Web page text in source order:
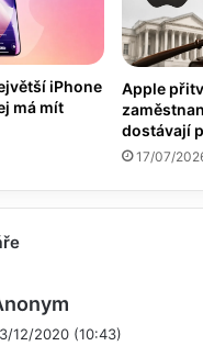
iPhone
má mít
Apple
dostávají
17/07/
12/2020 (10:43)